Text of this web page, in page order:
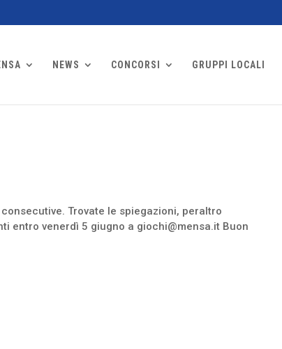
NEWS CONCORSI GRUPPI LOCALI
Trovate le spiegazioni, peraltro
entro venerdì 5 giugno a giochi@mensa.it Buon